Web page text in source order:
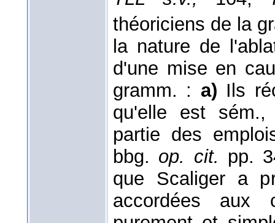
théoriciens de la
la nature de
d'une mise en
gramm. : a) Ils
qu'elle est
partie des
bbg. op. cit. pp.
que Scaliger a
accordées aux